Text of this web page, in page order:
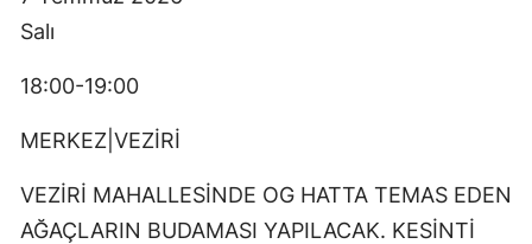
Salı
18:00-19:00
MERKEZ|VEZİRİ
VEZİRİ MAHALLESİNDE OG HATTA TEMAS EDEN
AĞAÇLARIN BUDAMASI YAPILACAK. KESİNTİ